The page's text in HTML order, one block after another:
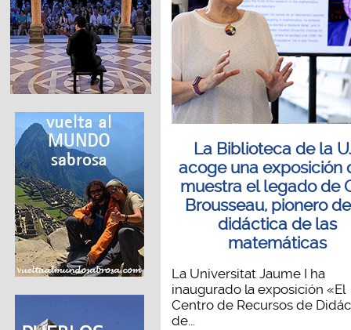
La Biblioteca de la
acoge una exposición
muestra el legado de
Brousseau, pionero
didáctica de las
matemáticas
La Universitat Jaume I ha
inaugurado la exposición «El
Centro de Recursos de
de...